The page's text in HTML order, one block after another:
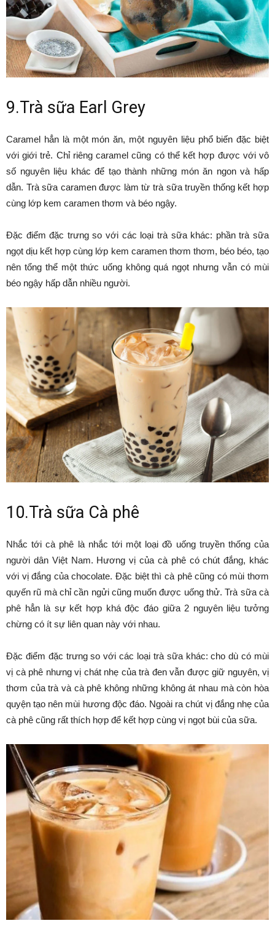
9.Trà sữa Earl Grey
Caramel hẳn là một món ăn, một nguyên liệu phổ biến đặc biệt
với giới trẻ. Chỉ riêng caramel cũng có thể kết hợp được với vô
số nguyên liệu khác để tạo thành những món ăn ngon và hấp
dẫn. Trà sữa caramen được làm từ trà sữa truyền thống kết hợp
cùng lớp kem caramen thơm và béo ngậy.
Đặc điểm đặc trưng so với các loại trà sữa khác: phần trà sữa
ngọt dịu kết hợp cùng lớp kem caramen thơm thơm, béo béo, tạo
nên tổng thể một thức uống không quá ngọt nhưng vẫn có mùi
béo ngậy hấp dẫn nhiều người.
10.Trà sữa Cà phê
Nhắc tới cà phê là nhắc tới một loại đồ uống truyền thống của
người dân Việt Nam. Hương vị của cà phê có chút đắng, khác
với vị đắng của chocolate. Đặc biệt thì cà phê cũng có mùi thơm
quyến rũ mà chỉ cần ngửi cũng muốn được uống thử. Trà sữa cà
phê hẳn là sự kết hợp khá độc đáo giữa 2 nguyên liệu tưởng
chừng có ít sự liên quan này với nhau.
Đặc điểm đặc trưng so với các loại trà sữa khác: cho dù có mùi
vị cà phê nhưng vị chát nhẹ của trà đen vẫn được giữ nguyên, vị
thơm của trà và cà phê không những không át nhau mà còn hòa
quyện tạo nên mùi hương độc đáo. Ngoài ra chút vị đắng nhẹ của
cà phê cũng rất thích hợp để kết hợp cùng vị ngọt bùi của sữa.